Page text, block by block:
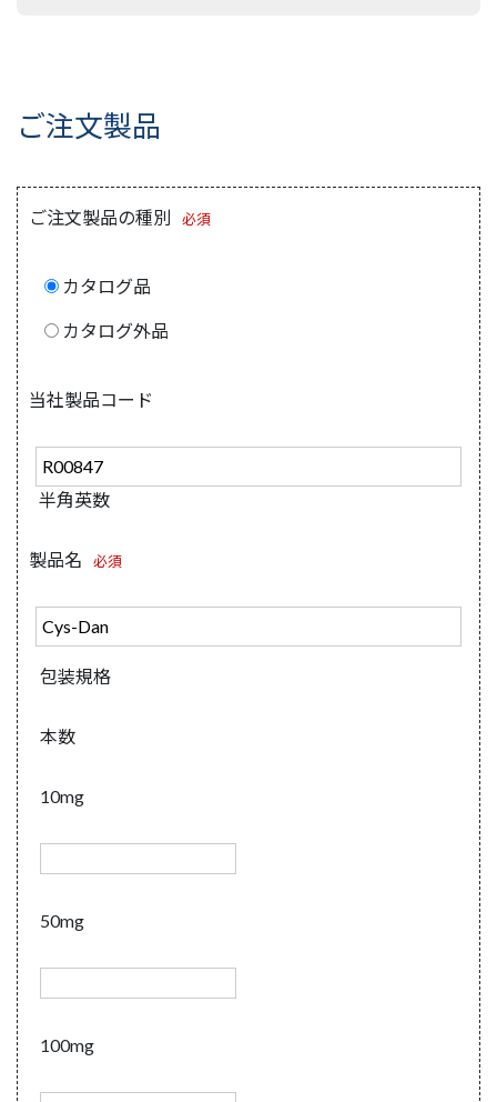
ご注文製品
ご注文製品の種別 必須
カタログ品
カタログ外品
当社製品コード
半角英数
製品名 必須
包装規格
本数
10mg
50mg
100mg